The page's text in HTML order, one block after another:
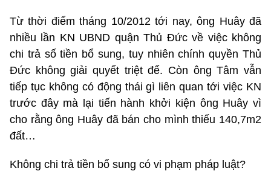
Từ thời điểm tháng 10/2012 tới nay, ông Huây đã
nhiều lần KN UBND quận Thủ Đức về việc không
chi trả số tiền bổ sung, tuy nhiên chính quyền Thủ
Đức không giải quyết triệt để. Còn ông Tâm vẫn
tiếp tục không có động thái gì liên quan tới việc KN
trước đây mà lại tiến hành khởi kiện ông Huây vì
cho rằng ông Huây đã bán cho mình thiếu 140,7m2
đất…
Không chi trả tiền bổ sung có vi phạm pháp luật?